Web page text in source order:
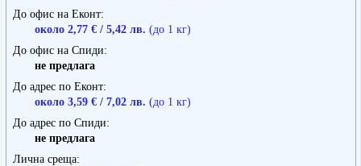
До офис на Еконт
около 2,77 € / 5,42 лв. (до 1 кг)
До офис на Спиди
не предлага
До адрес по Еконт
около 3,59 € / 7,02 лв. (до 1 кг)
До адрес по Спиди
не предлага
Лична среща